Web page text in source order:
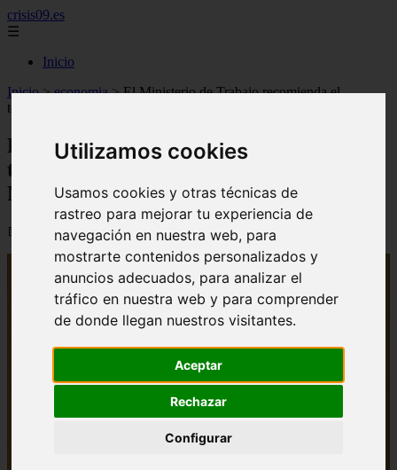
Utilizamos cookies
Usamos cookies y otras técnicas de
rastreo para mejorar tu experiencia de
navegación en nuestra web, para
mostrarte contenidos personalizados y
anuncios adecuados, para analizar el
tráfico en nuestra web y para comprender
de donde llegan nuestros visitantes.
Aceptar
Rechazar
Configurar
crisis09.es
☰
Inicio
Inicio > economia >El Ministerio de Trabajo recomienda el
teletrabajo ante la visita del Papa a Madrid, Canarias y Catalunya
El Ministerio de Trabajo recomienda el
teletrabajo ante la visita del Papa a
Madrid, Canarias y Catalunya
📅 02/06/2026